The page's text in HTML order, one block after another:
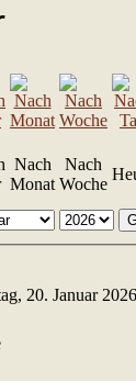
Nach
Monat
Nach
Woche
20. Januar 2026